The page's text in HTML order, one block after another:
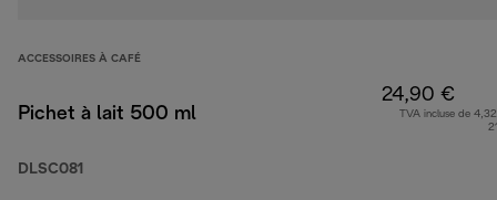
ACCESSOIRES À CAFÉ
Pichet à lait 500 ml
DLSC081
24,90 €
TVA incluse de